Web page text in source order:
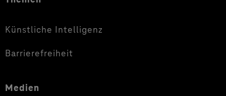
Künstliche Intelligenz
Barrierefreiheit
Medien